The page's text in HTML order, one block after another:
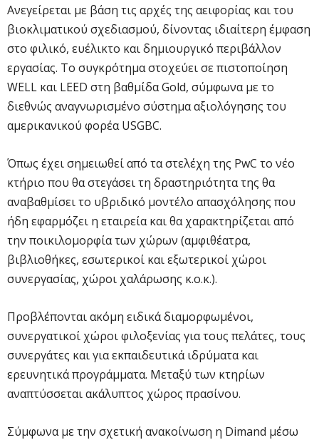
Ανεγείρεται με βάση τις αρχές της αειφορίας και του
βιοκλιματικού σχεδιασμού, δίνοντας ιδιαίτερη έμφαση
στο φιλικό, ευέλικτο και δημιουργικό περιβάλλον
εργασίας. Το συγκρότημα στοχεύει σε πιστοποίηση
WELL και LEED στη βαθμίδα Gold, σύμφωνα με το
διεθνώς αναγνωρισμένο σύστημα αξιολόγησης του
αμερικανικού φορέα USGBC.
Όπως έχει σημειωθεί από τα στελέχη της PwC το νέο
κτήριο που θα στεγάσει τη δραστηριότητα της θα
αναβαθμίσει το υβριδικό μοντέλο απασχόλησης που
ήδη εφαρμόζει η εταιρεία και θα χαρακτηρίζεται από
την ποικιλομορφία των χώρων (αμφιθέατρα,
βιβλιοθήκες, εσωτερικοί και εξωτερικοί χώροι
συνεργασίας, χώροι χαλάρωσης κ.ο.κ.).
Προβλέπονται ακόμη ειδικά διαμορφωμένοι,
συνεργατικοί χώροι φιλοξενίας για τους πελάτες, τους
συνεργάτες και για εκπαιδευτικά ιδρύματα και
ερευνητικά προγράμματα. Μεταξύ των κτηρίων
αναπτύσσεται ακάλυπτος χώρος πρασίνου.
Σύμφωνα με την σχετική ανακοίνωση η Dimand μέσω